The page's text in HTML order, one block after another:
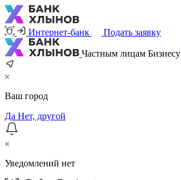
Интернет-банк Подать заявку
Частным лицам Бизнесу
Ваш город
Да Нет, другой
Уведомлений нет